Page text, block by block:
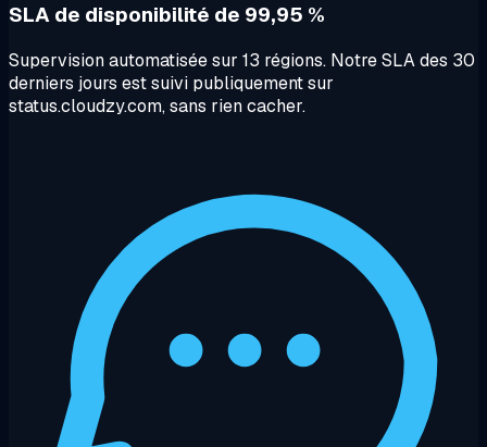
SLA de disponibilité de 99,95 %
Supervision automatisée sur 13 régions. Notre SLA des 30
derniers jours est suivi publiquement sur
status.cloudzy.com, sans rien cacher.